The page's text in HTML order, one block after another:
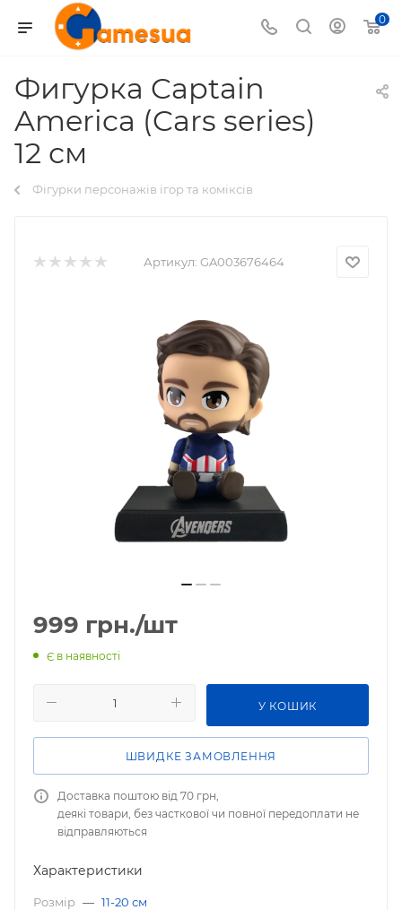
0
Фигурка Captain
America (Cars series)
12 см
Фігурки персонажів ігор та коміксів
Артикул: GA003676464
999 грн./шт
Є в наявності
У КОШИК
ШВИДКЕ ЗАМОВЛЕННЯ
Доставка поштою від 70 грн,
деякі товари, без часткової чи повної передоплати не
відправляються
Характеристики
Розмір — 11-20 см